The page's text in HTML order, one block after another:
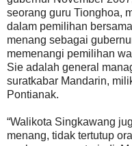
seorang guru Tionghoa,
dalam pemilihan
menang sebagai
memenangi pemilihan
Sie adalah general
suratkabar Mandarin,
Pontianak.
“Walikota Singkawang
menang, tidak tertutup